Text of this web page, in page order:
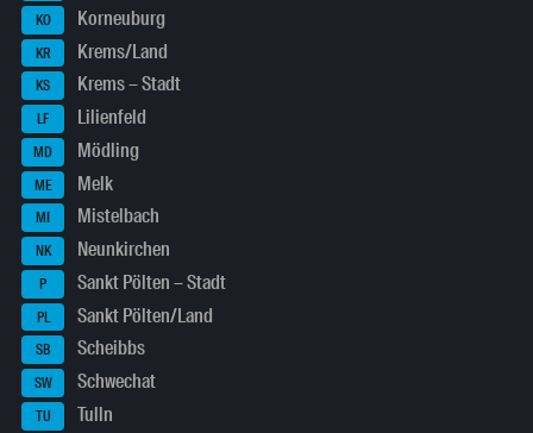
KO Korneuburg
KR Krems/Land
KS Krems – Stadt
LF Lilienfeld
MD Mödling
ME Melk
MI Mistelbach
NK Neunkirchen
P Sankt Pölten – Stadt
PL Sankt Pölten/Land
SB Scheibbs
SW Schwechat
TU Tulln